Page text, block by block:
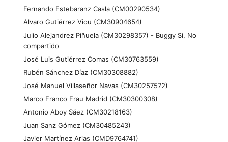
Fernando Estebaranz Casla (CM00290534)
Alvaro Gutiérrez Viou (CM30904654)
Julio Alejandrez Piñuela (CM30298357) - Buggy Si, No
compartido
José Luis Gutiérrez Comas (CM30763559)
Rubén Sánchez Díaz (CM30308882)
José Manuel Villaseñor Navas (CM30257572)
Marco Franco Frau Madrid (CM30300308)
Antonio Aboy Sáez (CM30218163)
Juan Sanz Gómez (CM30485243)
Javier Martínez Arias (CMD9764741)